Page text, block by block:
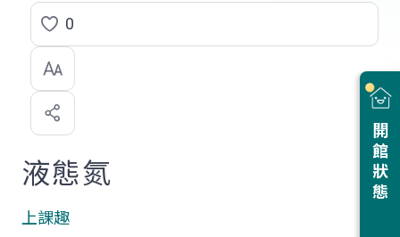
尋
開館狀態
點
選
喜
歡
0
液態氮
上課趣